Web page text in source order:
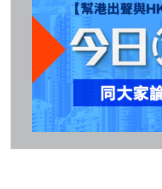
聯絡我們
政